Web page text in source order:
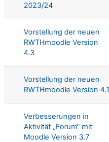
2023/24
Vorstellung der neuen
RWTHmoodle Version
4.3
Vorstellung der neuen
RWTHmoodle Version 4.1
Verbesserungen in
Aktivität „Forum“ mit
Moodle Version 3.7